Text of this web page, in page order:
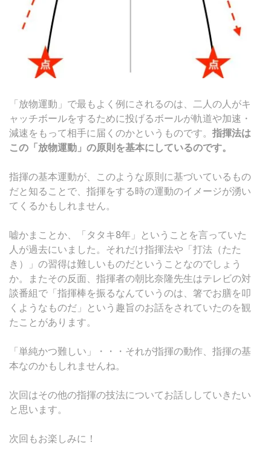
「放物運動」で最もよく例にされるのは、二人の人がキ
ャッチボールをするために投げるボールが軌道や加速・
減速をもって相手に届くのかというものです。 指揮法は
この「放物運動」の原則を基本にしているのです。
指揮の基本運動が、このような原則に基づいているもの
だと知ることで、指揮をする時の運動のイメージが湧い
てくるかもしれません。
嘘かまことか、「タタキ8年」ということを言っていた
人が過去にいました。それだけ指揮法や「打法（たた
き）」の習得は難しいものだということなのでしょう
か。またその反面、指揮者の朝比奈隆先生はテレビの対
談番組で「指揮棒を振るなんていうのは、箸でお膳を叩
くようなものだ」という趣旨のお話をされていたのを観
たことがあります。
「単純かつ難しい」・・・それが指揮の動作、指揮の基
本なのかもしれませんね。
次回はその他の指揮の技法についてお話ししていきたい
と思います。
次回もお楽しみに！